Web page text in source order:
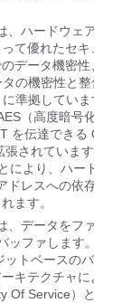
、ハードウェアに内
て優れたセキュリ
データ機密性、デ
の機密性と整合性
準拠しています。
（高度暗号化規格
を伝達できる Cisco
張されています。
により、ハードウェ
ドレスへの依存が解
ます。
、データをファブリ
ッファします。デー
トベースのバッフ
キテクチャによっ
Of Service）と公平